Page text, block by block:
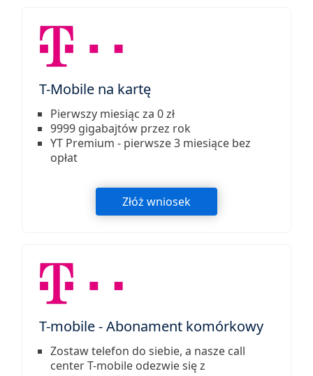
T-Mobile na kartę
Pierwszy miesiąc za 0 zł
9999 gigabajtów przez rok
YT Premium - pierwsze 3 miesiące bez
opłat
Złóż wniosek
T-mobile - Abonament komórkowy
Zostaw telefon do siebie, a nasze call
center T-mobile odezwie się z